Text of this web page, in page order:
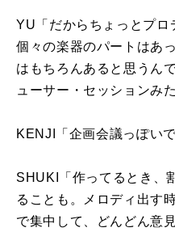
YU「だからちょっとプロ
個々の楽器のパートはあ
はもちろんあると思うん
ューサー・セッションみ
KENJI「企画会議っぽい
SHUKI「作ってるとき、
ることも。メロディ出す
で集中して、どんどん意